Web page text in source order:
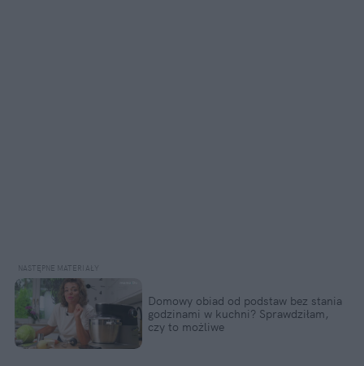
Domowy obiad od podstaw bez stania
godzinami w kuchni? Sprawdziłam,
czy to możliwe